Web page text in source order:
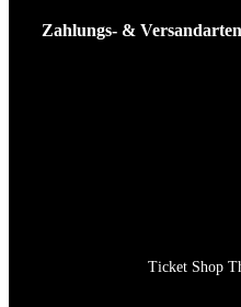
Zahlungs- & Versandarten
Ticket Shop